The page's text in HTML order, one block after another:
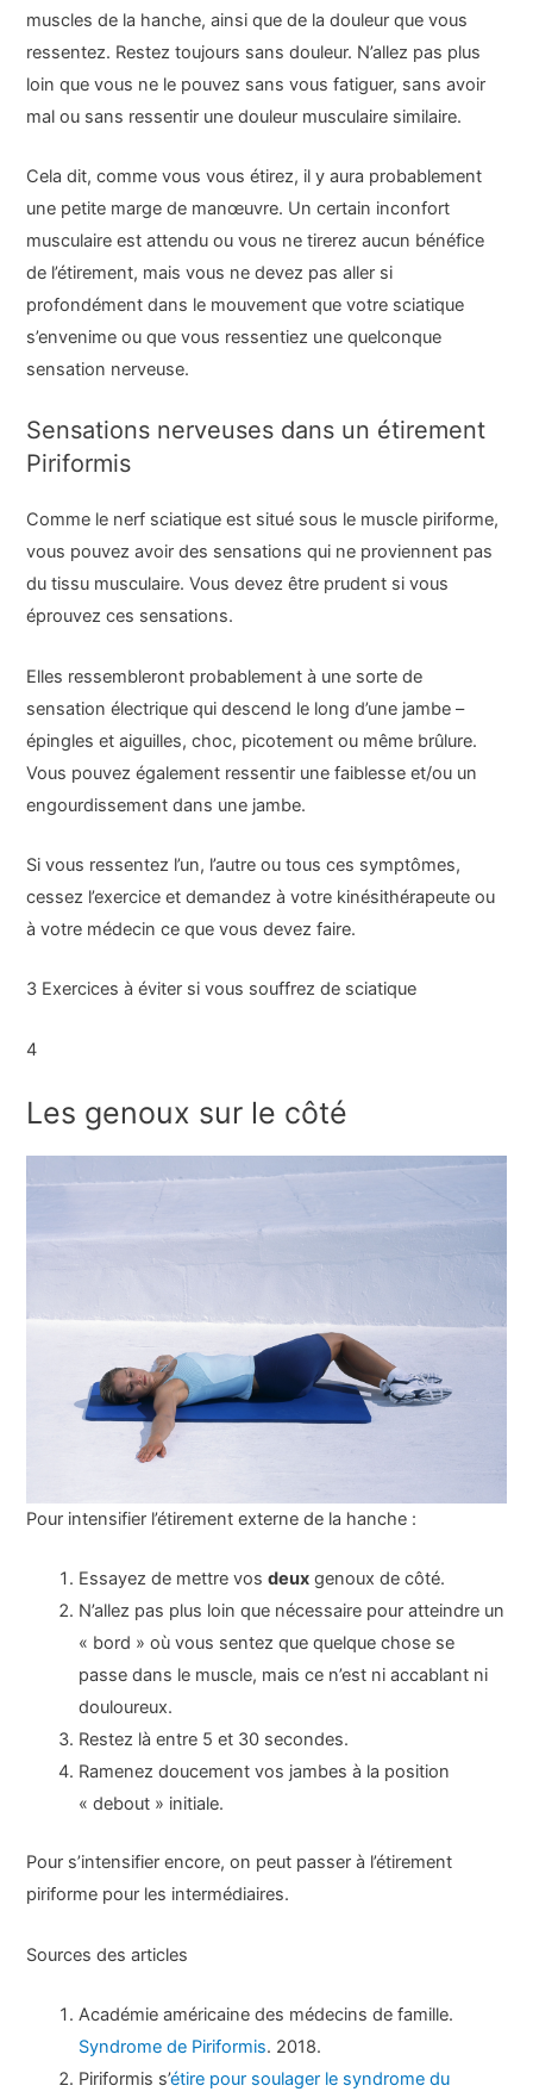
muscles de la hanche, ainsi que de la douleur que vous
ressentez. Restez toujours sans douleur. N’allez pas plus
loin que vous ne le pouvez sans vous fatiguer, sans avoir
mal ou sans ressentir une douleur musculaire similaire.
Cela dit, comme vous vous étirez, il y aura probablement
une petite marge de manœuvre. Un certain inconfort
musculaire est attendu ou vous ne tirerez aucun bénéfice
de l’étirement, mais vous ne devez pas aller si
profondément dans le mouvement que votre sciatique
s’envenime ou que vous ressentiez une quelconque
sensation nerveuse.
Sensations nerveuses dans un étirement
Piriformis
Comme le nerf sciatique est situé sous le muscle piriforme,
vous pouvez avoir des sensations qui ne proviennent pas
du tissu musculaire. Vous devez être prudent si vous
éprouvez ces sensations.
Elles ressembleront probablement à une sorte de
sensation électrique qui descend le long d’une jambe –
épingles et aiguilles, choc, picotement ou même brûlure.
Vous pouvez également ressentir une faiblesse et/ou un
engourdissement dans une jambe.
Si vous ressentez l’un, l’autre ou tous ces symptômes,
cessez l’exercice et demandez à votre kinésithérapeute ou
à votre médecin ce que vous devez faire.
3 Exercices à éviter si vous souffrez de sciatique
4
Les genoux sur le côté
Pour intensifier l’étirement externe de la hanche :
Essayez de mettre vosdeux genoux de côté.
N’allez pas plus loin que nécessaire pour atteindre un
« bord » où vous sentez que quelque chose se
passe dans le muscle, mais ce n’est ni accablant ni
douloureux.
Restez là entre 5 et 30 secondes.
Ramenez doucement vos jambes à la position
« debout » initiale.
Pour s’intensifier encore, on peut passer à l’étirement
piriforme pour les intermédiaires.
Sources des articles
Académie américaine des médecins de famille.
Syndrome de Piriformis. 2018.
Piriformis s’étire pour soulager le syndrome du